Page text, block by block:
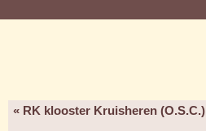
« RK klooster Kruisheren (O.S.C.)